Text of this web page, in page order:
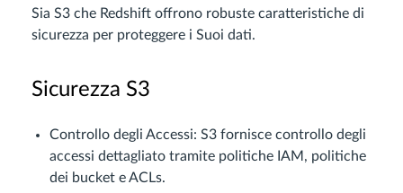
Sia S3 che Redshift offrono robuste caratteristiche di
sicurezza per proteggere i Suoi dati.
Sicurezza S3
Controllo degli Accessi: S3 fornisce controllo degli
accessi dettagliato tramite politiche IAM, politiche
dei bucket e ACLs.